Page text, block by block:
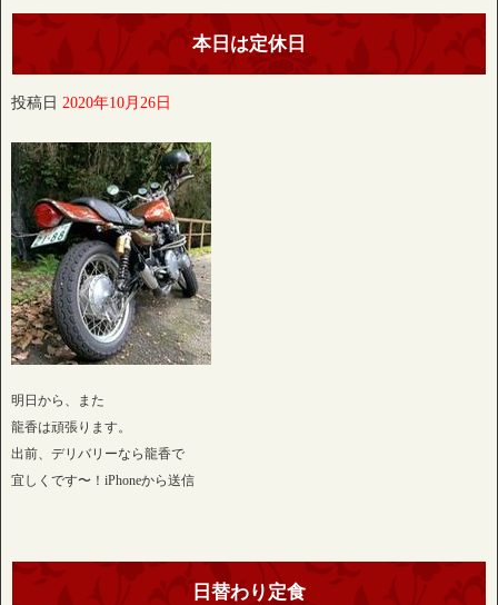
本日は定休日
投稿日 2020年10月26日
明日から、また
龍香は頑張ります。
出前、デリバリーなら龍香で
宜しくです〜！iPhoneから送信
日替わり定食